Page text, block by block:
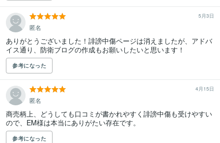
5月3日
匿名
ありがとうございました！誹謗中傷ページは消えましたが、アドバ
イス通り、防衛ブログの作成もお願いしたいと思います！
参考になった
4月15日
匿名
商売柄上、どうしても口コミが書かれやすく誹謗中傷も受けやすい
ので、EM様は本当にありがたい存在です。
参考になった